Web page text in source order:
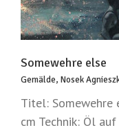
Somewehre else
Gemälde, Nosek
Titel: Somewehre
cm Technik: Öl